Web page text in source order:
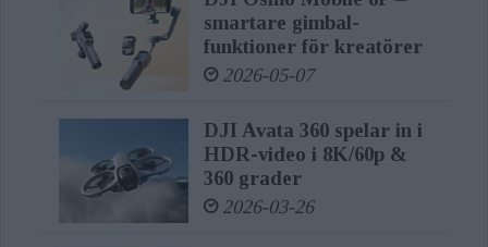
ljudkvalitet. Modulen fungerar även
som en mikrofonmottagare och USB-
C-porten kan anslutas till telefonen
för både strömförsörjning och
överföring av ljud i hög kvalitet.
Osmo Mobile 7 är seriens lättaste
smartare gimbal-
funktioner för kreatörer
2026-05-07
DJI Avata 360 spelar in i
HDR-video i 8K/60p &
360 grader
2026-03-26